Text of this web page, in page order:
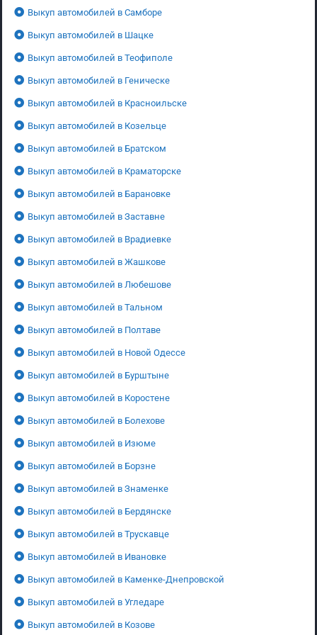
Выкуп автомобилей в Самборе
Выкуп автомобилей в Шацке
Выкуп автомобилей в Теофиполе
Выкуп автомобилей в Геническе
Выкуп автомобилей в Красноильске
Выкуп автомобилей в Козельце
Выкуп автомобилей в Братском
Выкуп автомобилей в Краматорске
Выкуп автомобилей в Барановке
Выкуп автомобилей в Заставне
Выкуп автомобилей в Врадиевке
Выкуп автомобилей в Жашкове
Выкуп автомобилей в Любешове
Выкуп автомобилей в Тальном
Выкуп автомобилей в Полтаве
Выкуп автомобилей в Новой Одессе
Выкуп автомобилей в Бурштыне
Выкуп автомобилей в Коростене
Выкуп автомобилей в Болехове
Выкуп автомобилей в Изюме
Выкуп автомобилей в Борзне
Выкуп автомобилей в Знаменке
Выкуп автомобилей в Бердянске
Выкуп автомобилей в Трускавце
Выкуп автомобилей в Ивановке
Выкуп автомобилей в Каменке-Днепровской
Выкуп автомобилей в Угледаре
Выкуп автомобилей в Козове